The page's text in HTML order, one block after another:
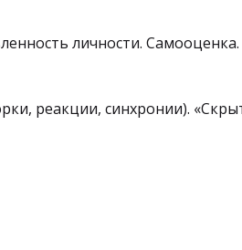
личности.
реакции, синхронии).